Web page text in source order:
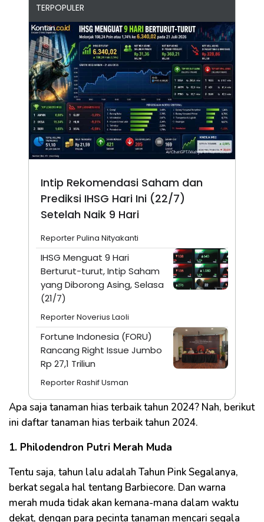
TERPOPULER
Intip Rekomendasi Saham dan
Prediksi IHSG Hari Ini (22/7)
Setelah Naik 9 Hari
Reporter Pulina Nityakanti
IHSG Menguat 9 Hari
Berturut-turut, Intip Saham
yang Diborong Asing, Selasa
(21/7)
Reporter Noverius Laoli
Fortune Indonesia (FORU)
Rancang Right Issue Jumbo
Rp 27,1 Triliun
Reporter Rashif Usman
Apa saja tanaman hias terbaik tahun 2024? Nah, berikut
ini daftar tanaman hias terbaik tahun 2024.
1. Philodendron Putri Merah Muda
Tentu saja, tahun lalu adalah Tahun Pink Segalanya,
berkat segala hal tentang Barbiecore. Dan warna
merah muda tidak akan kemana-mana dalam waktu
dekat, dengan para pecinta tanaman mencari segala